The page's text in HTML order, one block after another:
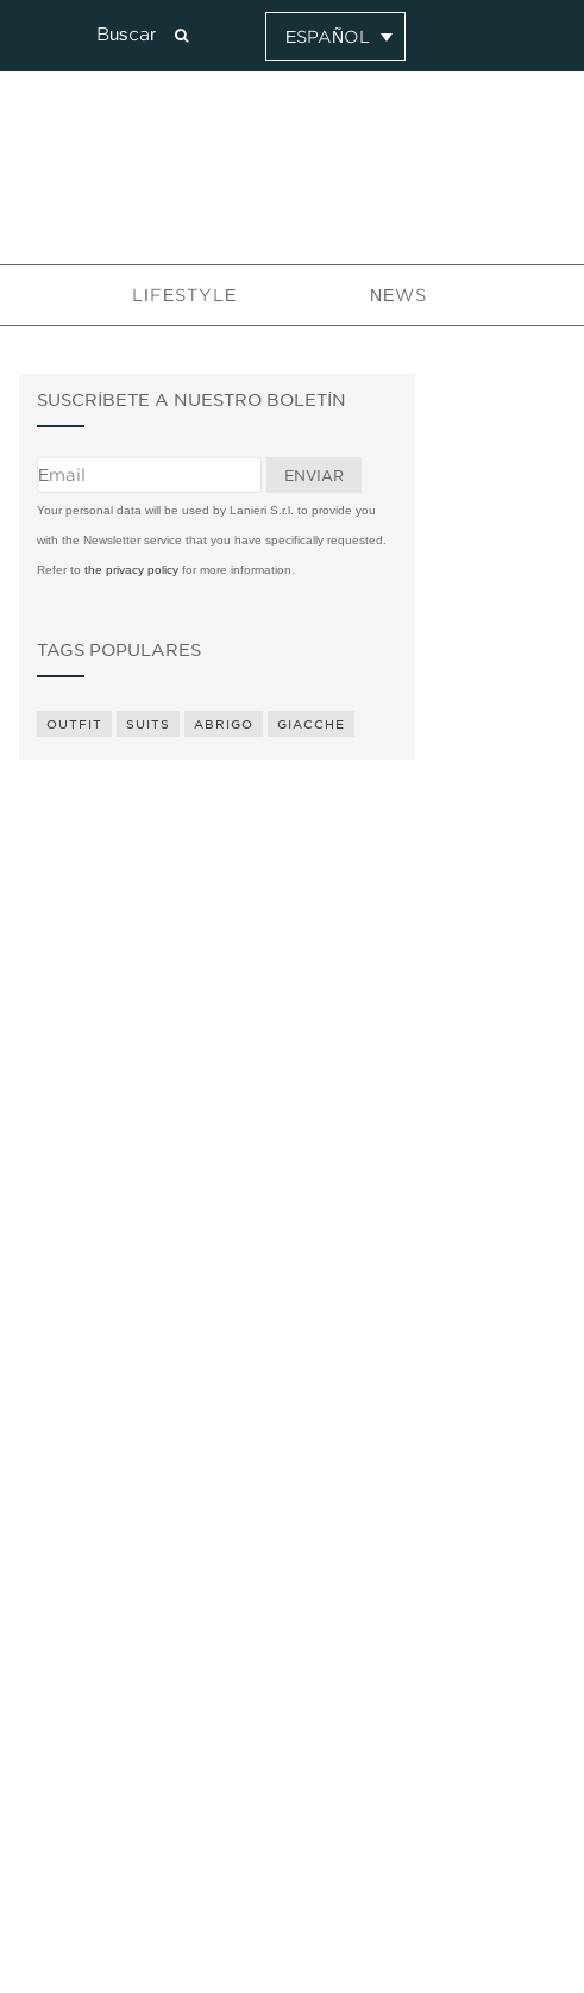
ESPAÑOL
LIFESTYLE NEWS
SUSCRÍBETE A NUESTRO BOLETÍN
Your personal data will be used by Lanieri S.r.l. to provide you
with the Newsletter service that you have specifically requested.
Refer to the privacy policyfor more information.
TAGS POPULARES
OUTFIT SUITS ABRIGO GIACCHE